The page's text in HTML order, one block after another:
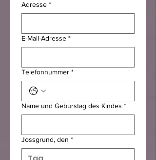
Adresse *
E-Mail-Adresse *
Telefonnummer *
Name und Geburstag des Kindes *
Jossgrund, den *